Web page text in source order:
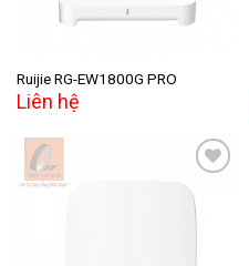
Ruijie RG-EW1800G PRO
Liên hệ